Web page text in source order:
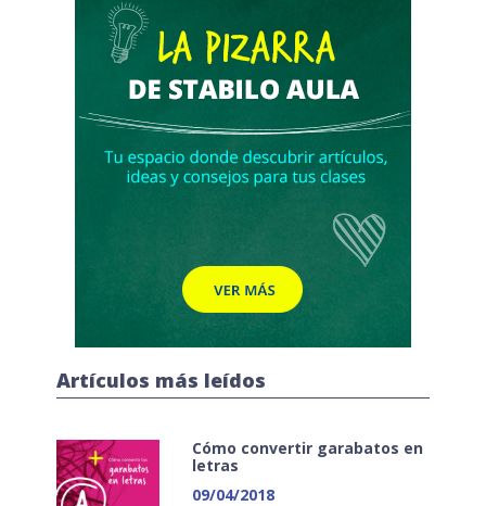
Artículos más leídos
Cómo convertir garabatos en
letras
09/04/2018